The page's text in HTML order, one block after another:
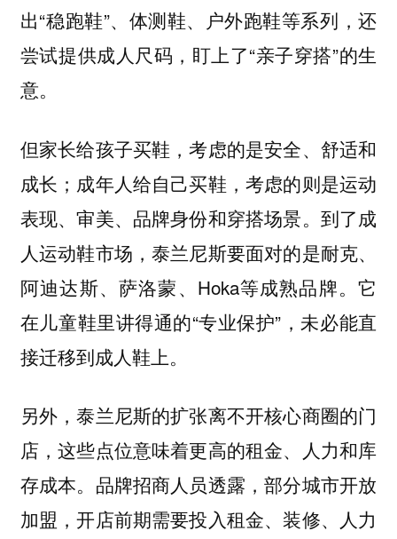
出“稳跑鞋”、体测鞋、户外跑鞋等系列，还
尝试提供成人尺码，盯上了“亲子穿搭”的生
意。
但家长给孩子买鞋，考虑的是安全、舒适和
成长；成年人给自己买鞋，考虑的则是运动
表现、审美、品牌身份和穿搭场景。到了成
人运动鞋市场，泰兰尼斯要面对的是耐克、
阿迪达斯、萨洛蒙、Hoka等成熟品牌。它
在儿童鞋里讲得通的“专业保护”，未必能直
接迁移到成人鞋上。
另外，泰兰尼斯的扩张离不开核心商圈的门
店，这些点位意味着更高的租金、人力和库
存成本。品牌招商人员透露，部分城市开放
加盟，开店前期需要投入租金、装修、人力